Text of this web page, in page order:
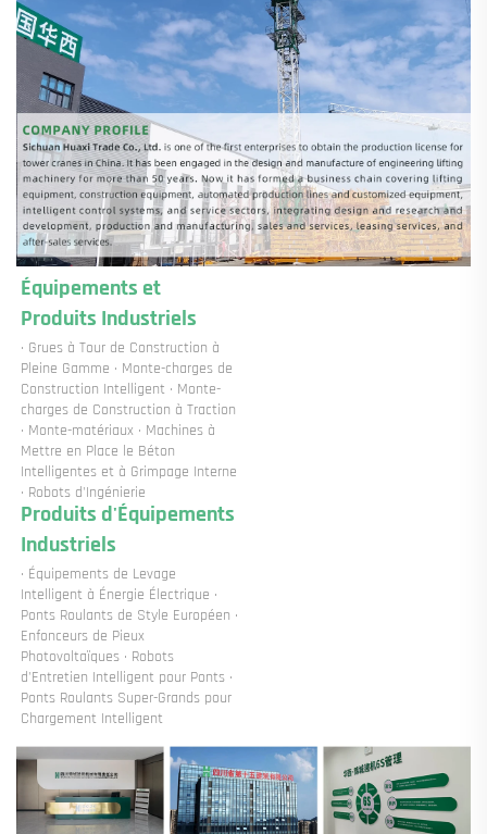
Équipements et
Produits Industriels
· Grues à Tour de Construction à
Pleine Gamme · Monte-charges de
Construction Intelligent · Monte-
charges de Construction à Traction
· Monte-matériaux · Machines à
Mettre en Place le Béton
Intelligentes et à Grimpage Interne
· Robots d'Ingénierie
Produits d'Équipements
Industriels
· Équipements de Levage
Intelligent à Énergie Électrique ·
Ponts Roulants de Style Européen ·
Enfonceurs de Pieux
Photovoltaïques · Robots
d'Entretien Intelligent pour Ponts ·
Ponts Roulants Super-Grands pour
Chargement Intelligent